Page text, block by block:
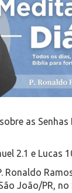
as
2.1 e Lucas
Ronaldo
João/PR,